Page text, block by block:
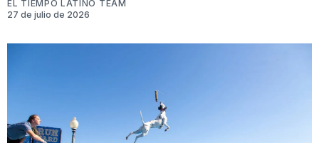
EL TIEMPO LATINO TEAM
27 de julio de 2026